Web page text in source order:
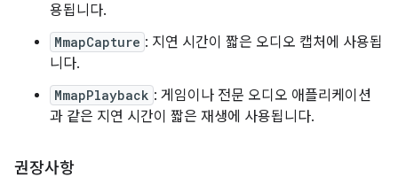
용됩니다.
MmapCapture : 지연 시간이 짧은 오디오 캡처에 사용됩
니다.
MmapPlayback : 게임이나 전문 오디오 애플리케이션
과 같은 지연 시간이 짧은 재생에 사용됩니다.
권장사항